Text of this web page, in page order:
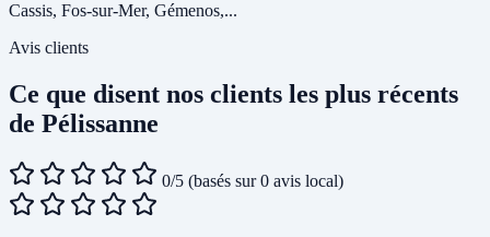
Cassis, Fos-sur-Mer, Gémenos,...
Avis clients
Ce que disent nos clients les plus récents
de Pélissanne
0/5 (basés sur 0 avis local)